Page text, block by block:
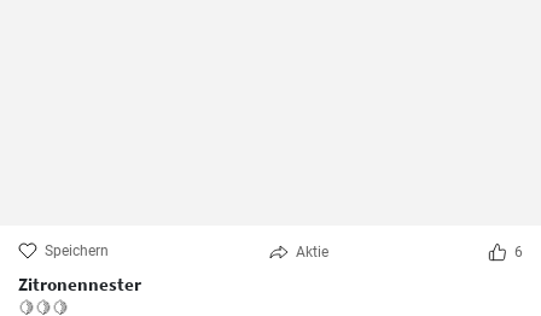
Speichern Aktie 6
Zitronennester
🍋🍋🍋